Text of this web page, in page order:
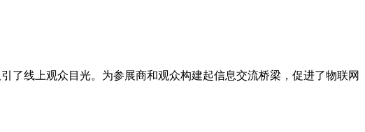
了线上观众目光。为参展商和观众构建起信息交流桥梁，促进了物联网